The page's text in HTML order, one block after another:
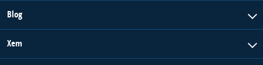
Blog
Xem